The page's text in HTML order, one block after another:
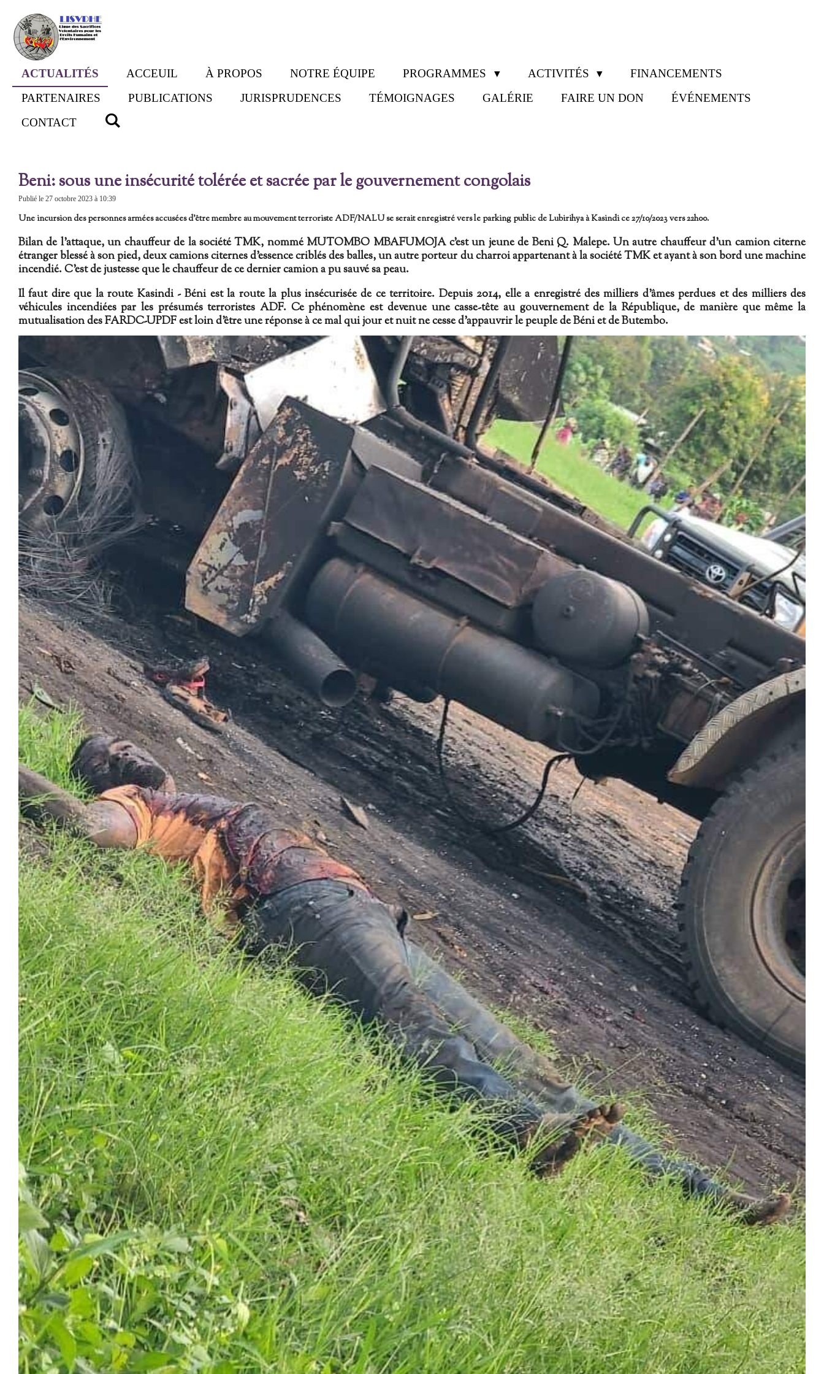
contenu
principal
ACTUALITÉS ACCEUIL À PROPOS NOTRE ÉQUIPE PROGRAMMES ACTIVITÉS
FINANCEMENTS
PARTENAIRES
PUBLICATIONS JURISPRUDENCES TÉMOIGNAGES GALÉRIE FAIRE UN DON
ÉVÉNEMENTS
CONTACT
Beni: sous une insécurité tolérée et sacrée par le gouvernement congolais
Publié le 27 octobre 2023 à 10:39
Une incursion des personnes armées accusées d'être membre au mouvement terroriste ADF/NALU se serait enregistré vers le parking public de Lubirihya à Kasindi ce 27/10/2023 vers 22h00.
Bilan de l'attaque, un chauffeur de la société TMK, nommé MUTOMBO MBAFUMOJA c'est un jeune de Beni Q. Malepe. Un autre chauffeur d'un camion citerne
étranger blessé à son pied, deux camions citernes d'essence criblés des balles, un autre porteur du charroi appartenant à la société TMK et ayant à son bord une machine
incendié. C'est de justesse que le chauffeur de ce dernier camion a pu sauvé sa peau.
Il faut dire que la route Kasindi - Béni est la route la plus insécurisée de ce territoire. Depuis 2014, elle a enregistré des milliers d'âmes perdues et des milliers des
véhicules incendiées par les présumés terroristes ADF. Ce phénomène est devenue une casse-tête au gouvernement de la République, de manière que même la
mutualisation des FARDC-UPDF est loin d'être une réponse à ce mal qui jour et nuit ne cesse d'appauvrir le peuple de Béni et de Butembo.